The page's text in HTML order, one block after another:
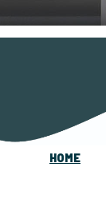
HOME